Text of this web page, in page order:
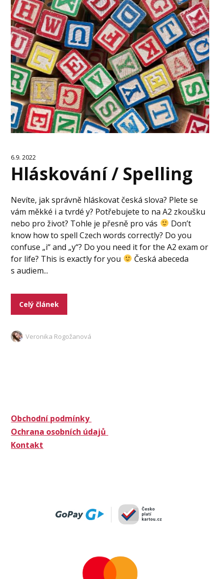
6.9. 2022
Hláskování / Spelling
Nevíte, jak správně hláskovat česká slova? Plete se
vám měkké i a tvrdé y? Potřebujete to na A2 zkoušku
nebo pro život? Tohle je přesně pro vás
Don’t
know how to spell Czech words correctly? Do you
confuse „i“ and „y“? Do you need it for the A2 exam or
for life? This is exactly for you
Česká abeceda
s audiem...
Celý článek
Veronika Rogožanová
Obchodní podmínky
Ochrana osobních údajů
Kontakt